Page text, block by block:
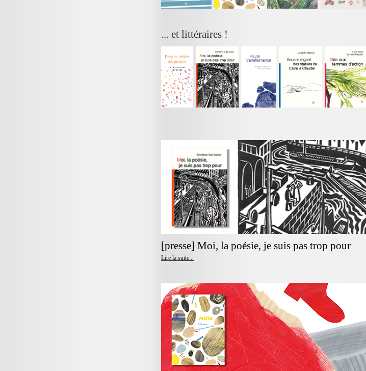
... et littéraires !
[presse] Moi, la poésie, je suis pas trop pour
Lire la suite...